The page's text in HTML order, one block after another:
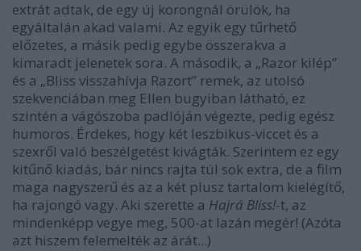
extrát adtak, de egy új korongnál örülök, ha
egyáltalán akad valami. Az egyik egy tűrhető
előzetes, a másik pedig egybe összerakva a
kimaradt jelenetek sora. A második, a „Razor kilép”
és a „Bliss visszahívja Razort” remek, az utolsó
szekvenciában meg Ellen bugyiban látható, ez
szintén a vágószoba padlóján végezte, pedig egész
humoros. Érdekes, hogy két leszbikus-viccet és a
szexről való beszélgetést kivágták. Szerintem ez egy
kitűnő kiadás, bár nincs rajta túl sok extra, de a film
maga nagyszerű és az a két plusz tartalom kielégítő,
ha rajongó vagy. Aki szerette a Hajrá Bliss!-t, az
mindenképp vegye meg, 500-at lazán megér! (Azóta
azt hiszem felemelték az árát...)